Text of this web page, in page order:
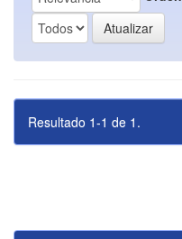
Resultado 1-1 de 1.